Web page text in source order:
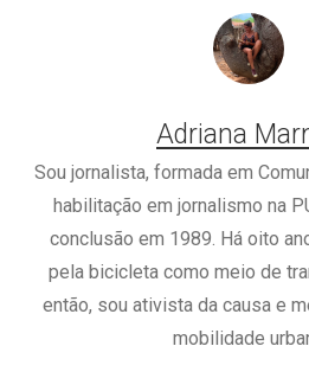
Adriana
Sou jornalista, formada em
habilitação em jornalismo na
conclusão em 1989. Há oito
pela bicicleta como meio de
então, sou ativista da causa e
mobilidade